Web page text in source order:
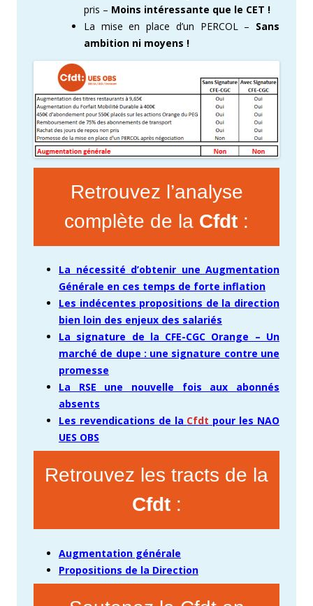
pris – Moins intéressante que le CET !
La mise en place d’un PERCOL – Sans
ambition ni moyens !
Retrouvez l’analyse
complète de la Cfdt :
La nécessité d’obtenir une Augmentation
Générale en ces temps de forte inflation
Les indécentes propositions de la direction
bien loin des enjeux des salariés
La signature de la CFE-CGC Orange – Un
marché de dupe : une signature contre une
promesse
La RSE une nouvelle fois aux abonnés
absents
Les revendications de la Cfdt pour les NAO
UES OBS
Retrouvez les tracts de la
Cfdt:
Augmentation générale
Propositions de la Direction